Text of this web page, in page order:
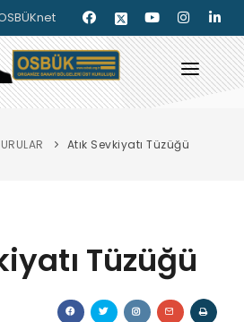
Atık Sevkiyatı Tüzüğü
Tüzüğü